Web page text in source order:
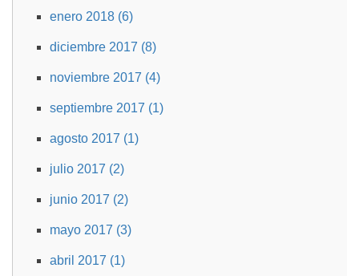
enero 2018 (6)
diciembre 2017 (8)
noviembre 2017 (4)
septiembre 2017 (1)
agosto 2017 (1)
julio 2017 (2)
junio 2017 (2)
mayo 2017 (3)
abril 2017 (1)